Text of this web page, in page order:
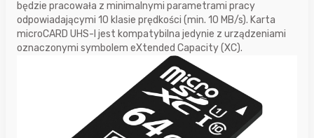
będzie pracowała z minimalnymi parametrami pracy
odpowiadającymi 10 klasie prędkości (min. 10 MB/s). Karta
microCARD UHS-I jest kompatybilna jedynie z urządzeniami
oznaczonymi symbolem eXtended Capacity (XC).